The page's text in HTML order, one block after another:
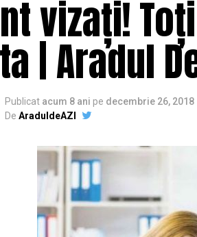
vizați!
| Aradul
Publicat acum 8 ani pe decembrie 26, 2018
De AraduldeAZI